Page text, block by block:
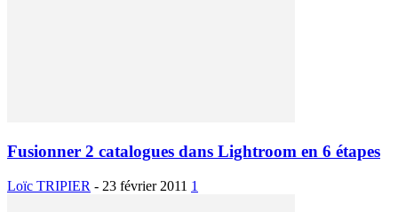
Fusionner 2 catalogues dans Lightroom en 6 étapes
Loïc TRIPIER - 23 février 2011 1